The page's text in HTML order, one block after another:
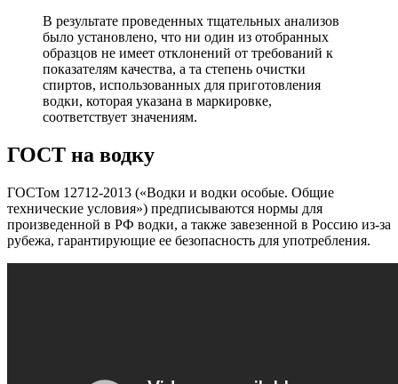
В результате проведенных тщательных анализов
было установлено, что ни один из отобранных
образцов не имеет отклонений от требований к
показателям качества, а та степень очистки
спиртов, использованных для приготовления
водки, которая указана в маркировке,
соответствует значениям.
ГОСТ на водку
ГОСТом 12712-2013 («Водки и водки особые. Общие
технические условия») предписываются нормы для
произведенной в РФ водки, а также завезенной в Россию из-за
рубежа, гарантирующие ее безопасность для употребления.